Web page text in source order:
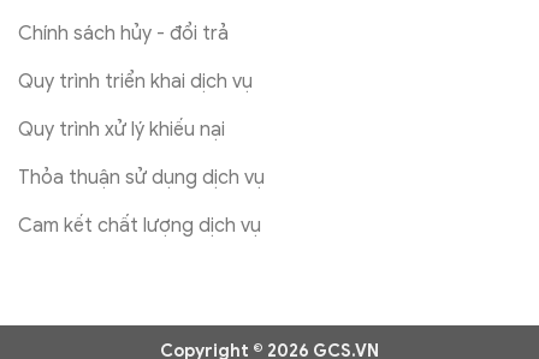
Chính sách hủy - đổi trả
Quy trình triển khai dịch vụ
Quy trình xử lý khiếu nại
Thỏa thuận sử dụng dịch vụ
Cam kết chất lượng dịch vụ
Copyright © 2026 GCS.VN